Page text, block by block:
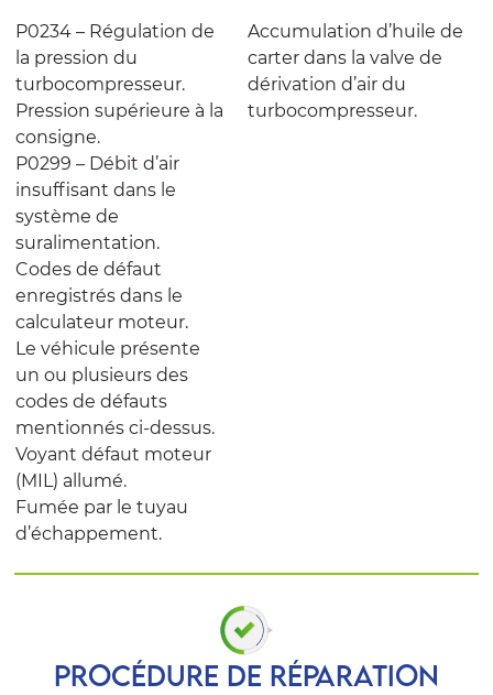
P0234 – Régulation de
la pression du
turbocompresseur.
Pression supérieure à la
consigne.
P0299 – Débit d’air
insuffisant dans le
système de
suralimentation.
Codes de défaut
enregistrés dans le
calculateur moteur.
Le véhicule présente
un ou plusieurs des
codes de défauts
mentionnés ci-dessus.
Voyant défaut moteur
(MIL) allumé.
Fumée par le tuyau
d’échappement.
Accumulation d’huile de
carter dans la valve de
dérivation d’air du
turbocompresseur.
PROCÉDURE DE RÉPARATION